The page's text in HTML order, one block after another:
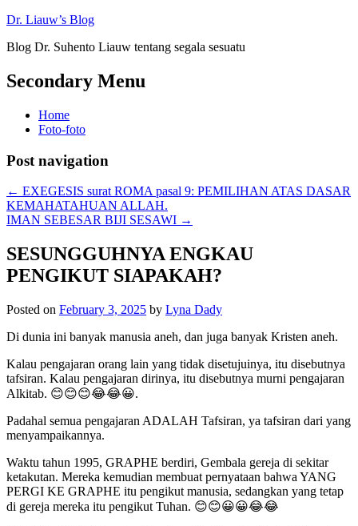
Dr. Liauw’s Blog
Blog Dr. Suhento Liauw tentang segala sesuatu
Secondary Menu
Home
Foto-foto
Post navigation
← EXEGESIS surat ROMA pasal 9: PEMILIHAN ATAS DASAR
KEMAHATAHUAN ALLAH.
IMAN SEBESAR BIJI SESAWI →
SESUNGGUHNYA ENGKAU
PENGIKUT SIAPAKAH?
Posted on February 3, 2025 by Lyna Dady
Di dunia ini banyak manusia aneh, dan juga banyak Kristen aneh.
Kalau pengajaran orang lain yang tidak disetujuinya, itu disebutnya
tafsiran. Kalau pengajaran dirinya, itu disebutnya murni pengajaran
Alkitab. 😊😊😊😂😂😀.
Padahal semua pengajaran ADALAH Tafsiran, ya tafsiran dari yang
menyampaikannya.
Waktu tahun 1995, GRAPHE berdiri, Gembala gereja di sekitar
ketakutan. Mereka kemudian membuat pernyataan bahwa YANG
PERGI KE GRAPHE itu pengikut manusia, sedangkan yang tetap
di gereja mereka itu pengikut Tuhan. 😊😊😀😀😂😂